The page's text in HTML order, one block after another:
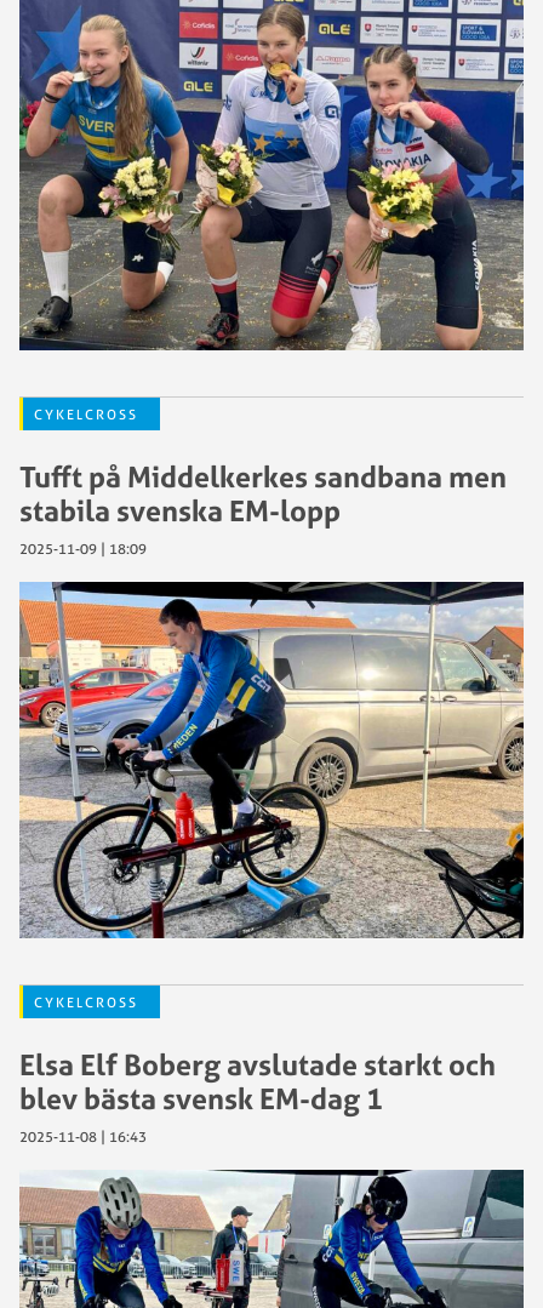
CYKELCROSS
Tufft på Middelkerkes sandbana men
stabila svenska EM-lopp
2025-11-09 | 18:09
CYKELCROSS
Elsa Elf Boberg avslutade starkt och
blev bästa svensk EM-dag 1
2025-11-08 | 16:43